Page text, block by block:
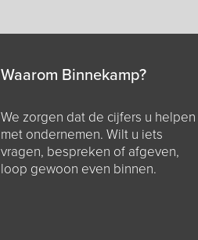
Waarom Binnekamp?
We zorgen dat de cijfers u helpen
met ondernemen. Wilt u iets
vragen, bespreken of afgeven,
loop gewoon even binnen.